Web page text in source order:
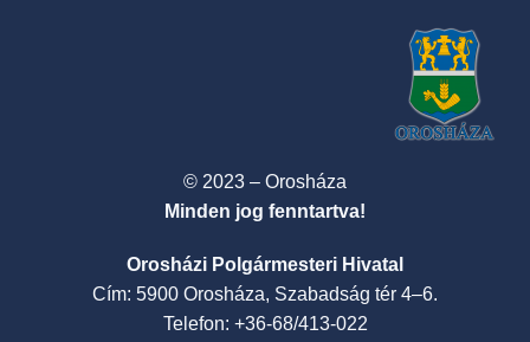
© 2023 – Orosháza
Minden jog fenntartva!
Orosházi Polgármesteri Hivatal
Cím: 5900 Orosháza, Szabadság tér 4–6.
Telefon: +36-68/413-022